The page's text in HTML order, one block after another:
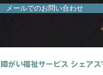
メールでのお問い合わせ
障がい福祉サービス シェアス